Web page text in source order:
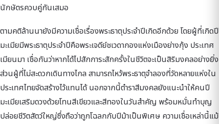
นักษัตรควบคู่กันเสมอ
ตามคติล้านนายังมีความเชื่อเรื่องพระธาตุประจำปีเกิดอีกด้วย โดยผู้ที่เกิดปี
มะเมียมีพระธาตุประจำปีคือพระเจดีย์ชเวดากองแห่งเมืองย่างกุ้ง ประเทศ
เมียนมา เชื่อกันว่าหากได้ไปสักการะสักครั้งในชีวิตจะเป็นสิริมงคลอย่างยิ่ง
ส่วนผู้ที่ไม่สะดวกเดินทางไกล สามารถไหว้พระธาตุจำลองที่วัดหลายแห่งใน
ประเทศไทยจัดสร้างไว้แทนได้ นอกจากนี้ตำราสีมงคลยังแนะนำให้คนปี
มะเมียเสริมดวงด้วยโทนสีเขียวและสีทองในวันสำคัญ พร้อมหมั่นทำบุญ
ปล่อยชีวิตสัตว์ใหญ่ซึ่งถือว่าถูกโฉลกกับปีม้าเป็นพิเศษ ความเชื่อเหล่านี้แม้